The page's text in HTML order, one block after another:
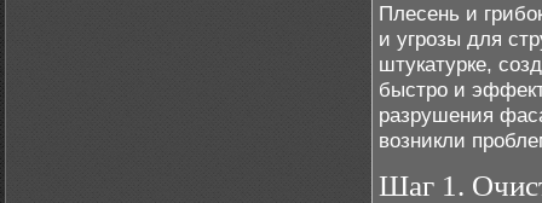
Плесень и
и угрозы для
штукатурке,
быстро и
разрушения
возникли
Шаг 1.